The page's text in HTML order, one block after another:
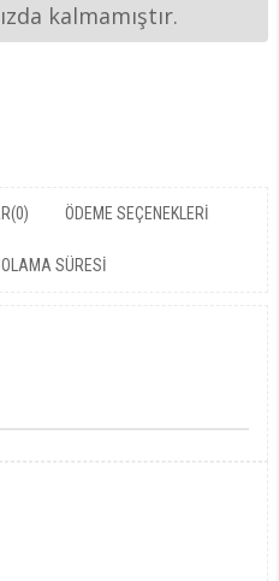
kalmamıştır.
(0) ÖDEME SEÇENEKLERI
SÜRESI